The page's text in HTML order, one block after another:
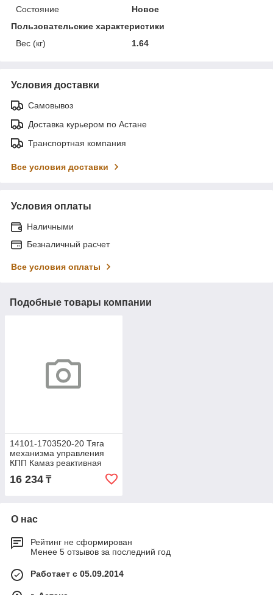
Состояние
Новое
Пользовательские характеристики
Вес (кг)
1.64
Условия доставки
Самовывоз
Доставка курьером по Астане
Транспортная компания
Все условия доставки
Условия оплаты
Наличными
Безналичный расчет
Все условия оплаты
Подобные товары компании
14101-1703520-20 Тяга
механизма управления
КПП Камаз реактивная
(НПО РОСТАР, Ар Си ЭР)
16 234 ₸
О нас
Рейтинг не сформирован
Менее 5 отзывов за последний год
Работает с 05.09.2014